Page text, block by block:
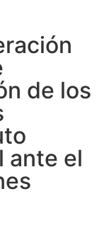
de los
ante el